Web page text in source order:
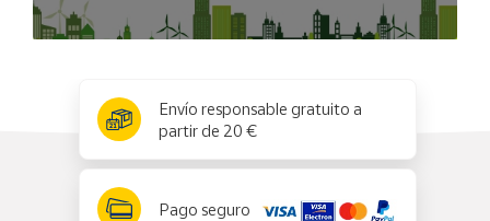
Envío responsable gratuito a
partir de 20 €
Pago seguro